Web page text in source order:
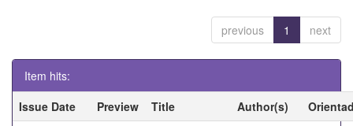
previous 1 next
Item hits:
Issue Date
Preview Title Author(s)